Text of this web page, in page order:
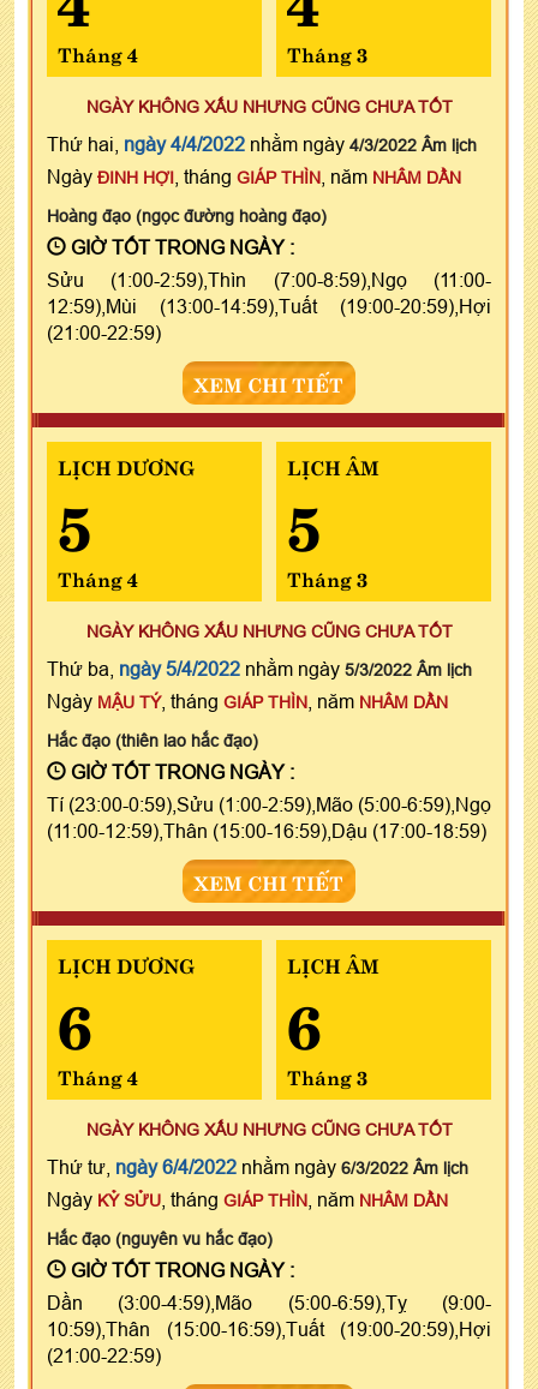
Tháng 4 Tháng 3
NGÀY KHÔNG XẤU NHƯNG CŨNG CHƯA TỐT
Thứ hai, ngày 4/4/2022 nhằm ngày 4/3/2022 Âm lịch
Ngày ĐINH HỢI , tháng GIÁP THÌN , năm NHÂM DẦN
Hoàng đạo (ngọc đường hoàng đạo)
GIỜ TỐT TRONG NGÀY :
Sửu (1:00-2:59),Thìn (7:00-8:59),Ngọ (11:00-
12:59),Mùi (13:00-14:59),Tuất (19:00-20:59),Hợi
(21:00-22:59)
XEM CHI TIẾT
LỊCH DƯƠNG
5
Tháng 4
LỊCH ÂM
5
Tháng 3
NGÀY KHÔNG XẤU NHƯNG CŨNG CHƯA TỐT
Thứ ba, ngày 5/4/2022 nhằm ngày 5/3/2022 Âm lịch
Ngày MẬU TÝ, tháng GIÁP THÌN , năm NHÂM DẦN
Hắc đạo (thiên lao hắc đạo)
GIỜ TỐT TRONG NGÀY :
Tí (23:00-0:59),Sửu (1:00-2:59),Mão (5:00-6:59),Ngọ
(11:00-12:59),Thân (15:00-16:59),Dậu (17:00-18:59)
XEM CHI TIẾT
LỊCH DƯƠNG
6
Tháng 4
LỊCH ÂM
6
Tháng 3
NGÀY KHÔNG XẤU NHƯNG CŨNG CHƯA TỐT
Thứ tư, ngày 6/4/2022 nhằm ngày 6/3/2022 Âm lịch
Ngày KỶ SỬU , tháng GIÁP THÌN , năm NHÂM DẦN
Hắc đạo (nguyên vu hắc đạo)
GIỜ TỐT TRONG NGÀY :
Dần (3:00-4:59),Mão (5:00-6:59),Tỵ (9:00-
10:59),Thân (15:00-16:59),Tuất (19:00-20:59),Hợi
(21:00-22:59)